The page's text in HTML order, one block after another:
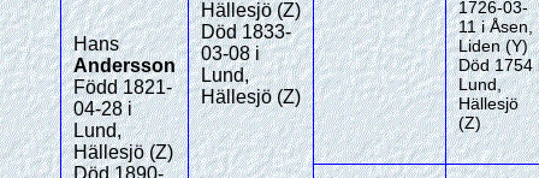
Hans
Andersson
Född 1821-
04-28 i
Lund,
Hällesjö (Z)
Död 1890-
Hällesjö (Z)
Död 1833-
03-08 i
Lund,
Hällesjö (Z)
1726-03-
11 i Åsen,
Liden (Y)
Död 1754
Lund,
Hällesjö
(Z)